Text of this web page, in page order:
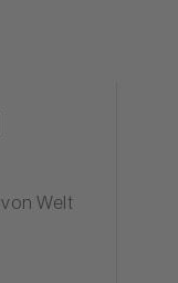
Welt